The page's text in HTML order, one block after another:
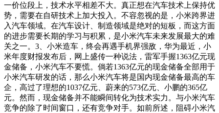
一价位段上，技术水平相差不大。真正想在汽车技术上保持优
势，需要在自研技术上加大投入。不容忽视的是，小米跨界进
入汽车领域。在汽车设计、制造领域是绝对的短板，而这方面
的进步需要长期的学习与积累，是小米汽车未来发展最大的难
关之一。3、小米造车，终会再遇手机界强敌，华为最近，小
米年度财报发布后，网上盛传一种说法，雷军手握1363亿元现
金储备，小米汽车不要慌。倘若1363亿元的现金储备全部用于
小米汽车研发的话，那么小米汽车将是国内现金储备最高的车
企，高过了理想的1037亿元、蔚来的573亿元、小鹏的365亿
元。然而，现金储备并不能瞬间转化为技术实力。与小米汽车
竞争的除了时间窗口，还有竞争对手。如前所述，阻碍小米汽